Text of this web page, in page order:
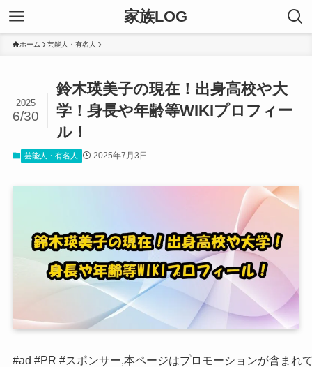
家族LOG
ホーム 芸能人・有名人
鈴木瑛美子の現在！出身高校や大
学！身長や年齢等WIKIプロフィー
ル！
2025
6/30
芸能人・有名人 2025年7月3日
#ad #PR #スポンサー,本ページはプロモーションが含まれ